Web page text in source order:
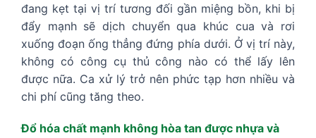
đang kẹt tại vị trí tương đối gần miệng bồn, khi bị
đẩy mạnh sẽ dịch chuyển qua khúc cua và rơi
xuống đoạn ống thẳng đứng phía dưới. Ở vị trí này,
không có công cụ thủ công nào có thể lấy lên
được nữa. Ca xử lý trở nên phức tạp hơn nhiều và
chi phí cũng tăng theo.
Đổ hóa chất mạnh không hòa tan được nhựa và